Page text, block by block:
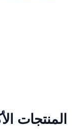
المنتجات